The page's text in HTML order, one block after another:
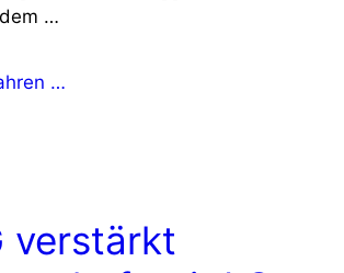
…
…
verstärkt